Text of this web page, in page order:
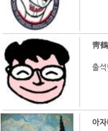
靑鶴
출
아자